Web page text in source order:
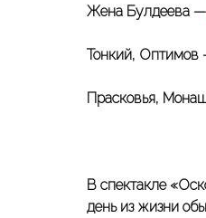
Жена Булдеева —
Тонкий, Оптимов
Прасковья,
В спектакле
день из жизни